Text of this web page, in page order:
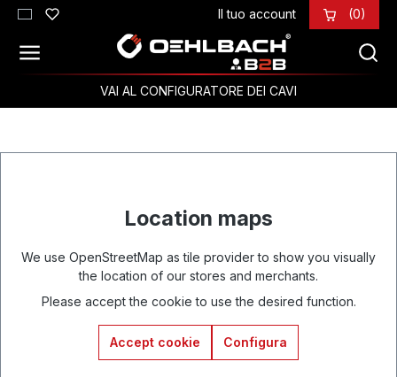
Passa al contenuto principale Il tuo account (0)
VAI AL CONFIGURATORE DEI CAVI
Location maps
We use OpenStreetMap as tile provider to show you visually
the location of our stores and merchants.
Please accept the cookie to use the desired function.
Accept cookie Configura